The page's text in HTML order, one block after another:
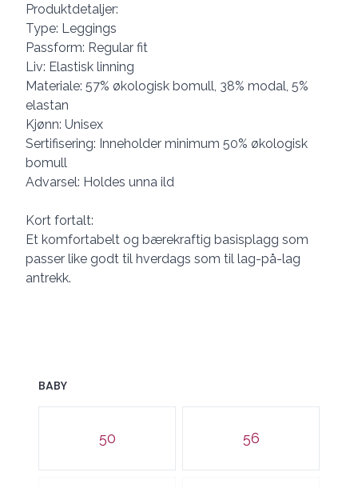
Produktdetaljer:
Type: Leggings
Passform: Regular fit
Liv: Elastisk linning
Materiale: 57% økologisk bomull, 38% modal, 5%
elastan
Kjønn: Unisex
Sertifisering: Inneholder minimum 50% økologisk
bomull
Advarsel: Holdes unna ild
Kort fortalt:
Et komfortabelt og bærekraftig basisplagg som
passer like godt til hverdags som til lag-på-lag
antrekk.
BABY
Velg en BABY
50 56